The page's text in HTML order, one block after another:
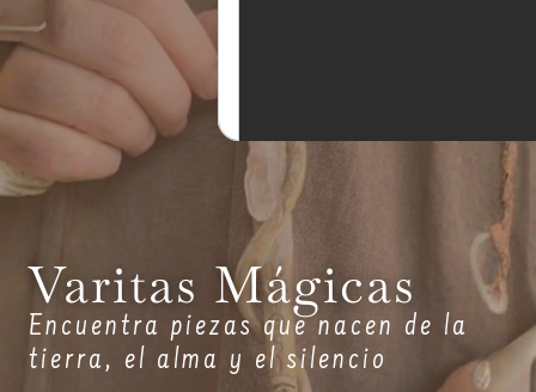
Varitas Mágicas
Encuentra piezas que nacen de la
tierra, el alma y el silencio